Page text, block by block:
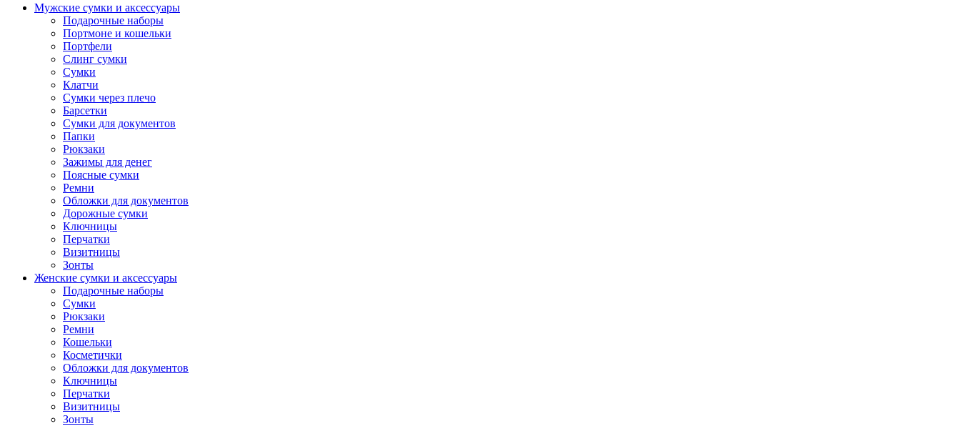
Мужские сумки и аксессуары
Подарочные наборы
Портмоне и кошельки
Портфели
Слинг сумки
Сумки
Клатчи
Сумки через плечо
Барсетки
Сумки для документов
Папки
Рюкзаки
Зажимы для денег
Поясные сумки
Ремни
Обложки для документов
Дорожные сумки
Ключницы
Перчатки
Визитницы
Зонты
Женские сумки и аксессуары
Подарочные наборы
Сумки
Рюкзаки
Ремни
Кошельки
Косметички
Обложки для документов
Ключницы
Перчатки
Визитницы
Зонты